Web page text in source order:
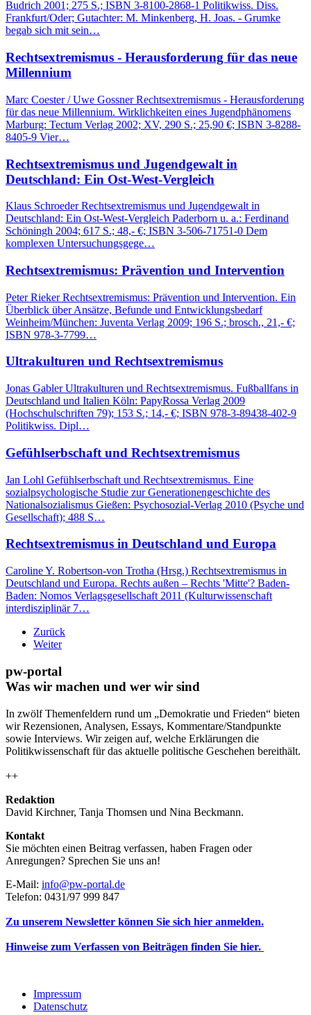
Budrich 2001; 275 S.; ISBN 3-8100-2868-1 Politikwiss. Diss.
Frankfurt/Oder; Gutachter: M. Minkenberg, H. Joas. - Grumke
begab sich mit sein…
Rechtsextremismus - Herausforderung für das neue
Millennium
Marc Coester / Uwe Gossner Rechtsextremismus - Herausforderung
für das neue Millennium. Wirklichkeiten eines Jugendphänomens
Marburg: Tectum Verlag 2002; XV, 290 S.; 25,90 €; ISBN 3-8288-
8405-9 Vier…
Rechtsextremismus und Jugendgewalt in
Deutschland: Ein Ost-West-Vergleich
Klaus Schroeder Rechtsextremismus und Jugendgewalt in
Deutschland: Ein Ost-West-Vergleich Paderborn u. a.: Ferdinand
Schöningh 2004; 617 S.; 48,- €; ISBN 3-506-71751-0 Dem
komplexen Untersuchungsgege…
Rechtsextremismus: Prävention und Intervention
Peter Rieker Rechtsextremismus: Prävention und Intervention. Ein
Überblick über Ansätze, Befunde und Entwicklungsbedarf
Weinheim/München: Juventa Verlag 2009; 196 S.; brosch., 21,- €;
ISBN 978-3-7799…
Ultrakulturen und Rechtsextremismus
Jonas Gabler Ultrakulturen und Rechtsextremismus. Fußballfans in
Deutschland und Italien Köln: PapyRossa Verlag 2009
(Hochschulschriften 79); 153 S.; 14,- €; ISBN 978-3-89438-402-9
Politikwiss. Dipl…
Gefühlserbschaft und Rechtsextremismus
Jan Lohl Gefühlserbschaft und Rechtsextremismus. Eine
sozialpsychologische Studie zur Generationengeschichte des
Nationalsozialismus Gießen: Psychosozial-Verlag 2010 (Psyche und
Gesellschaft); 488 S…
Rechtsextremismus in Deutschland und Europa
Caroline Y. Robertson-von Trotha (Hrsg.) Rechtsextremismus in
Deutschland und Europa. Rechts außen – Rechts 'Mitte'? Baden-
Baden: Nomos Verlagsgesellschaft 2011 (Kulturwissenschaft
interdisziplinär 7…
Zurück
Weiter
pw-portal
Was wir machen und wer wir sind
In zwölf Themenfeldern rund um „Demokratie und Frieden“ bieten
wir Rezensionen, Analysen, Essays, Kommentare/Standpunkte
sowie Interviews. Wir zeigen auf, welche Erklärungen die
Politikwissenschaft für das aktuelle politische Geschehen bereithält.
++
Redaktion
David Kirchner, Tanja Thomsen und Nina Beckmann.
Kontakt
Sie möchten einen Beitrag verfassen, haben Fragen oder
Anregungen? Sprechen Sie uns an!
E-Mail: info@pw-portal.de
Telefon: 0431/97 999 847
Zu unserem Newsletter können Sie sich hier anmelden.
Hinweise zum Verfassen von Beiträgen finden Sie hier.
Impressum
Datenschutz